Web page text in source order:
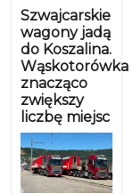
Szwajcarskie
wagony jadą
do Koszalina.
Wąskotorówka
znacząco
zwiększy
liczbę miejsc